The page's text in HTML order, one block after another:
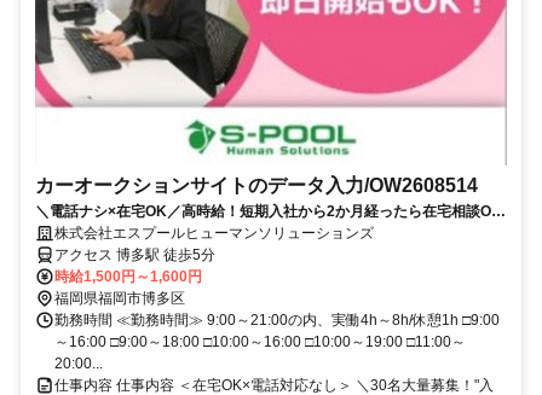
カーオークションサイトのデータ入力/OW2608514
＼電話ナシ×在宅OK／高時給！短期入社から2か月経ったら在宅相談OK
・お試し短期OK！すぐ稼げる！ ・スマホ感覚でポチポチ入力！・ネイ
ル・ピアスOK！髪色自由！ 履歴書不要◎
株式会社エスプールヒューマンソリューションズ
アクセス 博多駅 徒歩5分
時給1,500円～1,600円
福岡県福岡市博多区
勤務時間 ≪勤務時間≫ 9:00～21:00の内、実働4h～8h/休憩1h □9:00
～16:00 □9:00～18:00 □10:00～16:00 □10:00～19:00 □11:00～
20:00...
仕事内容 仕事内容 ＜在宅OK×電話対応なし＞ ＼30名大量募集！"入